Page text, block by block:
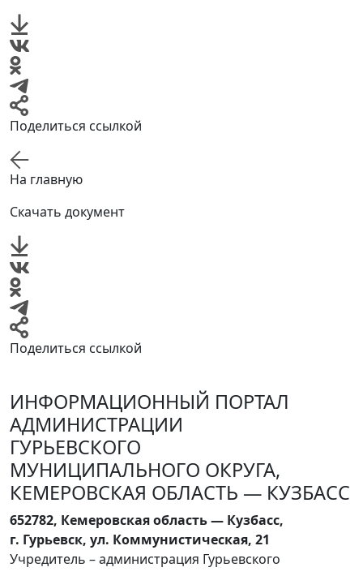
Поделиться ссылкой
На главную
Скачать документ
Поделиться ссылкой
ИНФОРМАЦИОННЫЙ ПОРТАЛ
АДМИНИСТРАЦИИ
ГУРЬЕВСКОГО
МУНИЦИПАЛЬНОГО ОКРУГА,
КЕМЕРОВСКАЯ ОБЛАСТЬ — КУЗБАСС
652782, Кемеровская область — Кузбасс,
г. Гурьевск, ул. Коммунистическая, 21
Учредитель – администрация Гурьевского